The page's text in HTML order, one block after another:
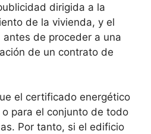
dirigida a la
de la vivienda, y el
de proceder a una
de un contrato de
el certificado energético
para el conjunto de todo
Por tanto, si el edificio